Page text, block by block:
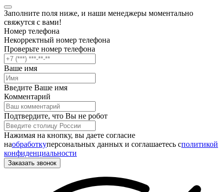
Заполните поля ниже, и наши менеджеры моментально
свяжутся с вами!
Номер телефона
Некорректный номер телефона
Проверьте номер телефона
Ваше имя
Введите Ваше имя
Комментарий
Подтвердите, что Вы не робот
Нажимая на кнопку, вы даете согласие
наобработкуперсональных данных и соглашаетесь cполитикой
конфиденциальности
Заказать звонок